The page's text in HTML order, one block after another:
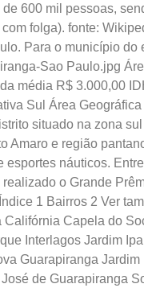
de 600 mil pessoas,
folga). fonte:
Para o município
Sao Paulo.jpg
média R$ 3.000,00
Sul Área
situado na zona
Amaro e região
esportes náuticos.
realizado o Grande
1 Bairros 2 Ver
Califórnia Capela do
Interlagos Jardim
Guarapiranga
de Guarapiranga